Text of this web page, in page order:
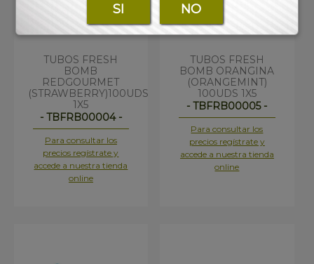
TUBOS FRESH
BOMB
REDGOURMET
(STRAWBERRY)100UDS
1X5
- TBFRB00004 -
Para consultar los
precios regístrate y
accede a nuestra tienda
online
TUBOS FRESH
BOMB ORANGINA
(ORANGEMINT)
100UDS 1X5
- TBFRB00005 -
Para consultar los
precios regístrate y
accede a nuestra tienda
online
SI NO